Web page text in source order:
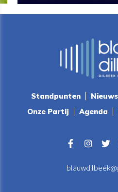
Standpunten Nieuws
Onze Partij
Agenda